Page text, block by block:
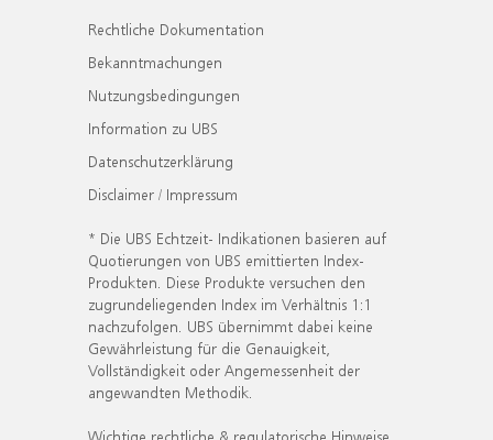
Rechtliche Dokumentation
Bekanntmachungen
Nutzungsbedingungen
Information zu UBS
Datenschutzerklärung
Disclaimer / Impressum
* Die UBS Echtzeit- Indikationen basieren auf
Quotierungen von UBS emittierten Index-
Produkten. Diese Produkte versuchen den
zugrundeliegenden Index im Verhältnis 1:1
nachzufolgen. UBS übernimmt dabei keine
Gewährleistung für die Genauigkeit,
Vollständigkeit oder Angemessenheit der
angewandten Methodik.